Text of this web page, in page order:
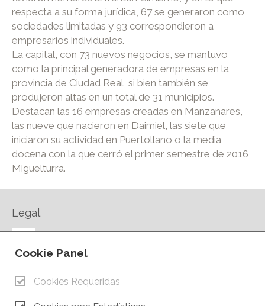
respecta a su forma jurídica, 67 se generaron como
sociedades limitadas y 93 correspondieron a
empresarios individuales.
La capital, con 73 nuevos negocios, se mantuvo
como la principal generadora de empresas en la
provincia de Ciudad Real, si bien también se
produjeron altas en un total de 31 municipios.
Destacan las 16 empresas creadas en Manzanares,
las nueve que nacieron en Daimiel, las siete que
iniciaron su actividad en Puertollano o la media
docena con la que cerró el primer semestre de 2016
Miguelturra.
Legal
AVISO LEGAL
CONTACTO
Cookie Panel
Cookies Requeridas